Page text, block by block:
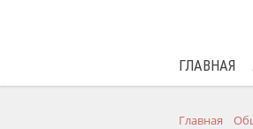
ГЛАВНАЯ
Главная